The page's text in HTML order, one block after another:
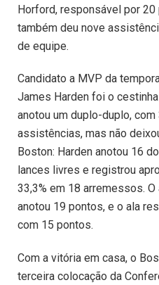
Horford, responsável por
também deu nove
de equipe.
Candidato a MVP da
James Harden foi o
anotou um duplo-duplo,
assistências, mas não
Boston: Harden anotou 16
lances livres e registrou
33,3% em 18 arremessos.
anotou 19 pontos, e o ala
com 15 pontos.
Com a vitória em casa, o
terceira colocação da